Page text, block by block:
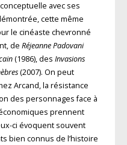
avec ses
cette même
le cinéaste chevronné
de Réjeanne Padovani
(1986), des Invasions
(2007). On peut
Arcand, la résistance
des personnages face à
prennent
ci évoquent souvent
bien connus de l’histoire